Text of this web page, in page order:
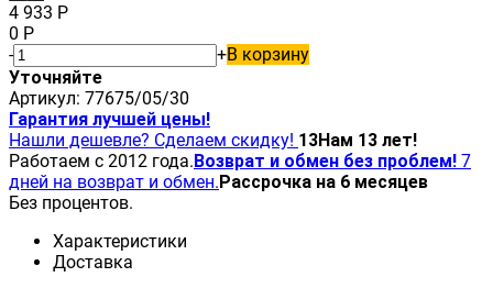
4 933 Р
0 Р
-
+В корзину
Уточняйте
Артикул: 77675/05/30
Гарантия лучшей цены!
Нашли дешевле? Сделаем скидку! 13Нам 13 лет!
Работаем с 2012 года.Возврат и обмен без проблем! 7
дней на возврат и обмен.Рассрочка на 6 месяцев
Без процентов.
Характеристики
Доставка